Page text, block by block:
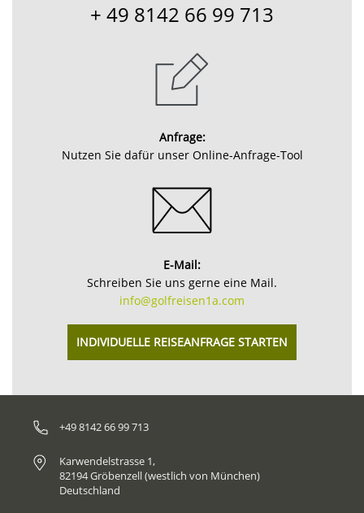
+ 49 8142 66 99 713
Anfrage:
Nutzen Sie dafür unser Online-Anfrage-Tool
E-Mail:
Schreiben Sie uns gerne eine Mail.
info@golfreisen1a.com
INDIVIDUELLE REISEANFRAGE STARTEN
+49 8142 66 99 713
Karwendelstrasse 1,
82194 Gröbenzell (westlich von München)
Deutschland